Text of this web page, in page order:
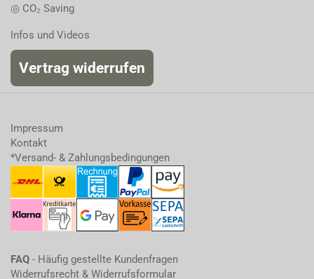
◎ CO₂ Saving
Infos und Videos
Vertrag widerrufen
Impressum
Kontakt
*Versand- & Zahlungsbedingungen
FAQ - Häufig gestellte Kundenfragen
Widerrufsrecht & Widerrufsformular